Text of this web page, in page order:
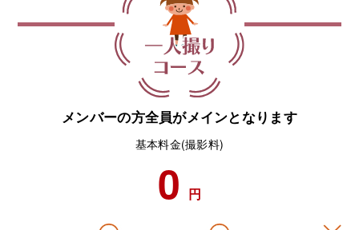
メンバーの方全員がメインとなります
基本料金(撮影料)
0 円